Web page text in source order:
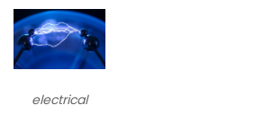
electrical